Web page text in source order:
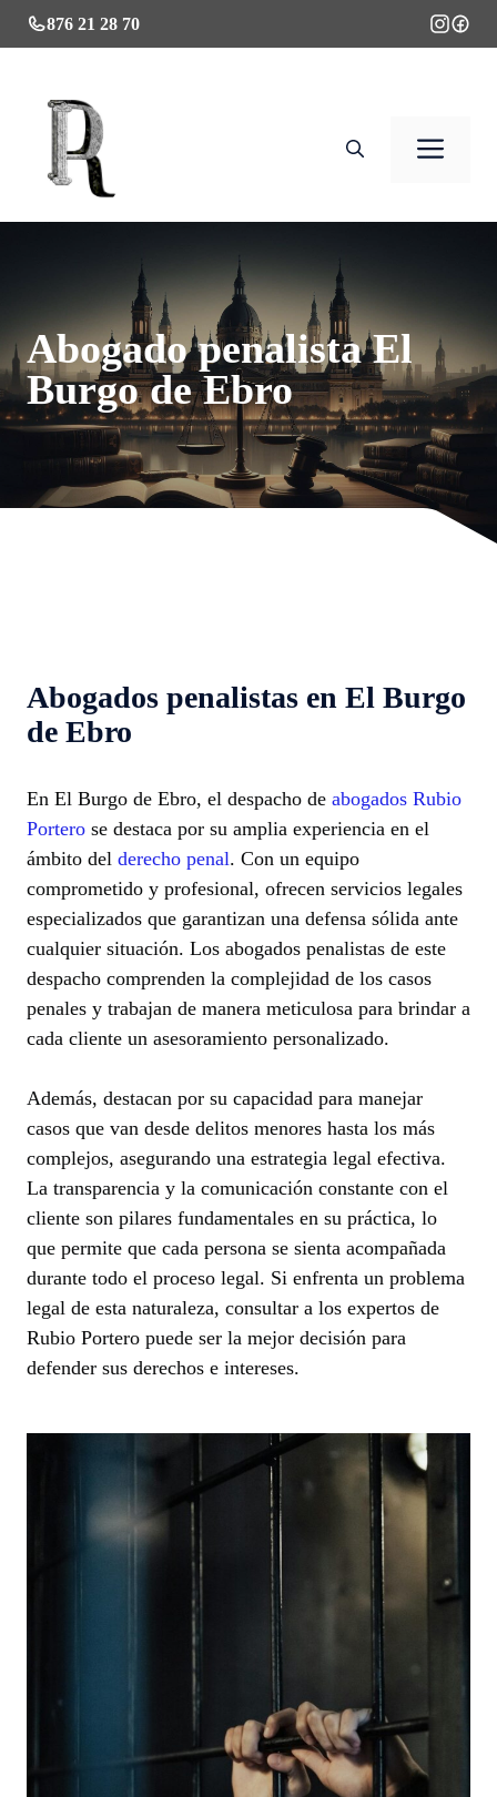
Saltar
al
876 21 28 70
Abogado penalista El
Burgo de Ebro
Abogados penalistas en El Burgo
de Ebro
En El Burgo de Ebro, el despacho de abogados Rubio
Portero se destaca por su amplia experiencia en el
ámbito del derecho penal. Con un equipo
comprometido y profesional, ofrecen servicios legales
especializados que garantizan una defensa sólida ante
cualquier situación. Los abogados penalistas de este
despacho comprenden la complejidad de los casos
penales y trabajan de manera meticulosa para brindar a
cada cliente un asesoramiento personalizado.
Además, destacan por su capacidad para manejar
casos que van desde delitos menores hasta los más
complejos, asegurando una estrategia legal efectiva.
La transparencia y la comunicación constante con el
cliente son pilares fundamentales en su práctica, lo
que permite que cada persona se sienta acompañada
durante todo el proceso legal. Si enfrenta un problema
legal de esta naturaleza, consultar a los expertos de
Rubio Portero puede ser la mejor decisión para
defender sus derechos e intereses.